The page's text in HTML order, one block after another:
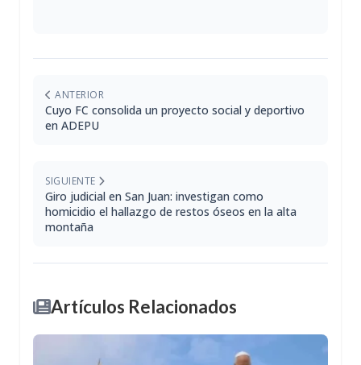
ANTERIOR
Cuyo FC consolida un proyecto social y deportivo
en ADEPU
SIGUIENTE
Giro judicial en San Juan: investigan como
homicidio el hallazgo de restos óseos en la alta
montaña
Artículos Relacionados